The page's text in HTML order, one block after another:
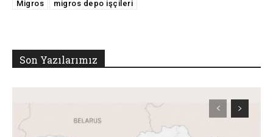
Migros
migros depo işçileri
Son Yazılarımız